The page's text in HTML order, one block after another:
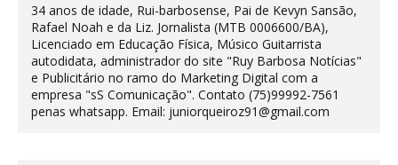
34 anos de idade, Rui-barbosense, Pai de Kevyn Sansão,
Rafael Noah e da Liz. Jornalista (MTB 0006600/BA),
Licenciado em Educação Física, Músico Guitarrista
autodidata, administrador do site "Ruy Barbosa Notícias"
e Publicitário no ramo do Marketing Digital com a
empresa "sS Comunicação". Contato (75)99992-7561
penas whatsapp. Email: juniorqueiroz91@gmail.com